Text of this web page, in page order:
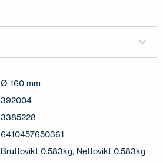
Ø 160 mm
392004
3385228
6410457650361
Bruttovikt 0.583kg, Nettovikt 0.583kg